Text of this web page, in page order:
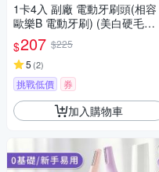
1卡4入 副廠 電動牙刷頭(相容
歐樂B 電動牙刷) (美白硬毛、
美白清潔、美白護齦、齒縫加
強、矯正護理….等多種款式)
【超優惠】
$207 $225
5 (2)
挑戰低價 券
加入購物車